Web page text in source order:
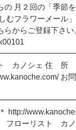
の 月２回の「季節
むフラワーメール
らからご登録下さい
カノシェ 住 所 :
http://
フローリスト カ